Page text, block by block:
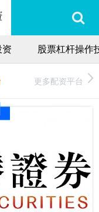
股票杠杆操作
更多配资平台